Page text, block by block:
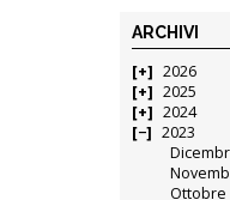
ARCHIVI
2026
2025
2024
2023
Ottobre